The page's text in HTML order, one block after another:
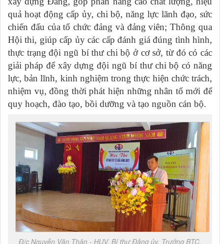
quả hoạt động cấp ủy, chi bộ, năng lực lãnh đạo, sức
chiến đấu của tổ chức đảng và đảng viên; Thông qua
Hội thi, giúp cấp ủy các cấp đánh giá đúng tình hình,
thực trạng đội ngũ bí thư chi bộ ở cơ sở, từ đó có các
giải pháp để xây dựng đội ngũ bí thư chi bộ có năng
lực, bản lĩnh, kinh nghiệm trong thực hiện chức trách,
nhiệm vụ, đồng thời phát hiện những nhân tố mới để
quy hoạch, đào tạo, bồi dưỡng và tạo nguồn cán bộ.
Đ/c Nguyễn Văn Thân - HUV, Bí thư Đảng ủy, Trưởng BTC,